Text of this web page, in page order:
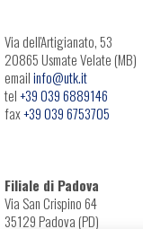
Via dell'Artigianato, 53
20865 Usmate Velate (MB)
emailinfo@utk.it
tel+39 039 6889146
fax+39 039 6753705
Filiale di Padova
Via San Crispino 64
35129 Padova (PD)